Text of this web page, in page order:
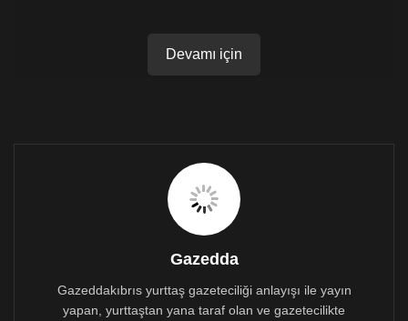
Devamı için
Gazedda
Gazeddakıbrıs yurttaş gazeteciliği anlayışı ile yayın
yapan, yurttaştan yana taraf olan ve gazetecilikte